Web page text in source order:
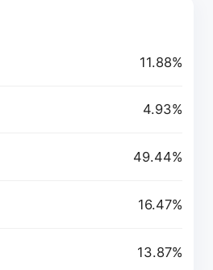
11.88%
4.93%
49.44%
16.47%
13.87%